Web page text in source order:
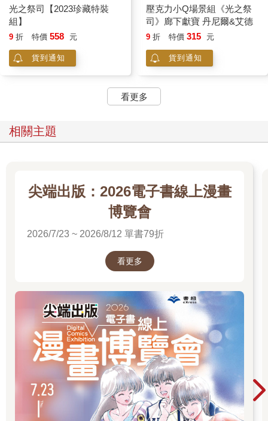
光之祭司【2023珍藏特裝
組】
9 折 特價 558 元
貨到通知
壓克力小Q場景組《光之祭
司》廊下獻寶 丹尼爾&艾德
9 折 特價 315 元
貨到通知
看更多
相關主題
尖端出版：2026電子書線上漫畫
博覽會
2026/7/23 ~ 2026/8/12 單書79折
看更多